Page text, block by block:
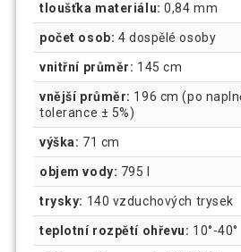
tloušťka materiálu: 0,84 mm
počet osob: 4 dospělé osoby
vnitřní průměr: 145 cm
vnější průměr: 196 cm (po
tolerance ± 5%)
výška: 71 cm
objem vody: 795 l
trysky: 140 vzduchových trysek
teplotní rozpětí ohřevu: 10°-40°